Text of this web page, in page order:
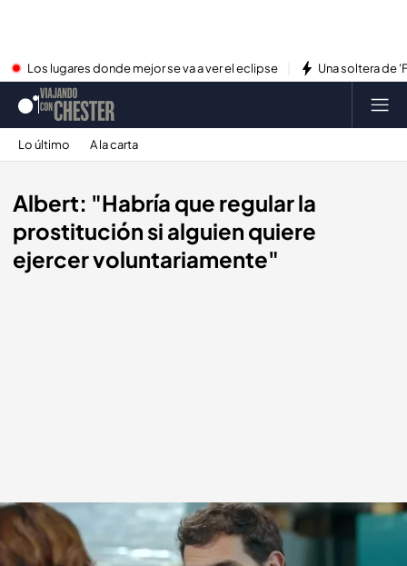
Los lugares donde mejor se va a ver el eclipse Una soltera de
Lo último A la carta
Albert: "Habría que regular la
prostitución si alguien quiere
ejercer voluntariamente"
cuatro.com
10 MAY 2015 - 23:45h.